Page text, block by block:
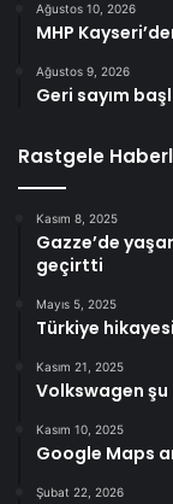
Ağustos 10, 2026
MHP
Ağustos 9, 2026
Geri sayım
Rastgele
Kasım 8, 2025
Gazze’de
geçirtti
Mayıs 5, 2025
Türkiye
Kasım 21, 2025
Volkswagen
Kasım 10, 2025
Google Maps
Şubat 22, 2026